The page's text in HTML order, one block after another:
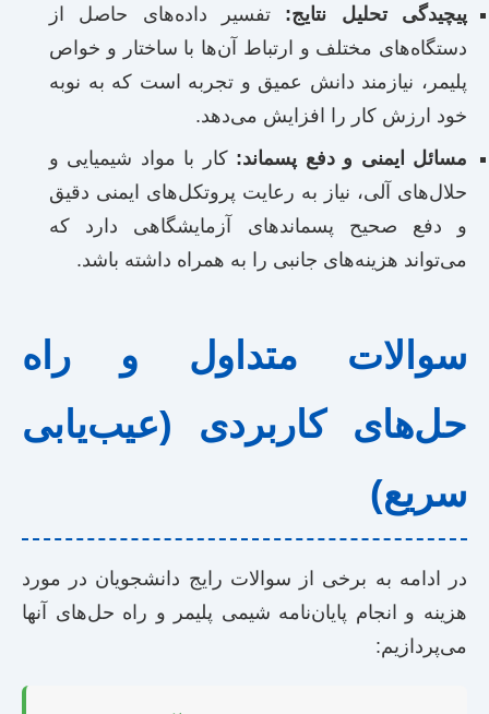
پیچیدگی تحلیل نتایج: تفسیر داده‌های حاصل از
دستگاه‌های مختلف و ارتباط آن‌ها با ساختار و خواص
پلیمر، نیازمند دانش عمیق و تجربه است که به نوبه
خود ارزش کار را افزایش می‌دهد.
مسائل ایمنی و دفع پسماند: کار با مواد شیمیایی و
حلال‌های آلی، نیاز به رعایت پروتکل‌های ایمنی دقیق
و دفع صحیح پسماندهای آزمایشگاهی دارد که
می‌تواند هزینه‌های جانبی را به همراه داشته باشد.
سوالات متداول و راه
حل‌های کاربردی (عیب‌یابی
سریع)
در ادامه به برخی از سوالات رایج دانشجویان در مورد
هزینه و انجام پایان‌نامه شیمی پلیمر و راه حل‌های آنها
می‌پردازیم: